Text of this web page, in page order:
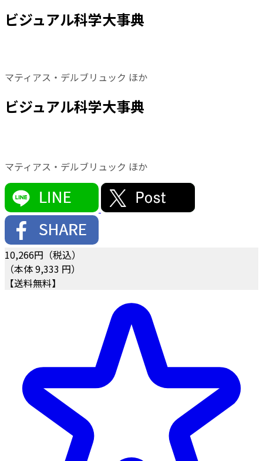
ビジュアル科学大事典
マティアス・デルブリュック ほか
ビジュアル科学大事典
マティアス・デルブリュック ほか
10,266円（税込）
（本体 9,333 円）
【送料無料】